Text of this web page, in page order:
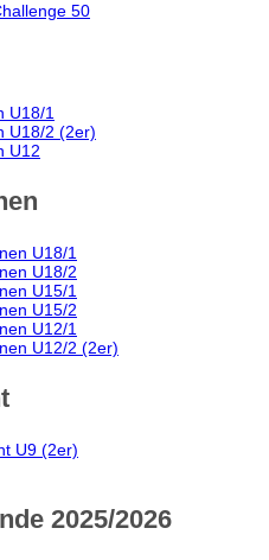
50
U18/1
U18/2 (2er)
U12
U18/1
U18/2
U15/1
U15/2
U12/1
U12/2 (2er)
U9 (2er)
2025/2026